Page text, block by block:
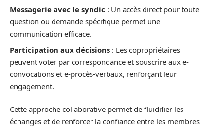
Messagerie avec le syndic : Un accès direct pour toute
question ou demande spécifique permet une
communication efficace.
Participation aux décisions : Les copropriétaires
peuvent voter par correspondance et souscrire aux e-
convocations et e-procès-verbaux, renforçant leur
engagement.
Cette approche collaborative permet de fluidifier les
échanges et de renforcer la confiance entre les membres